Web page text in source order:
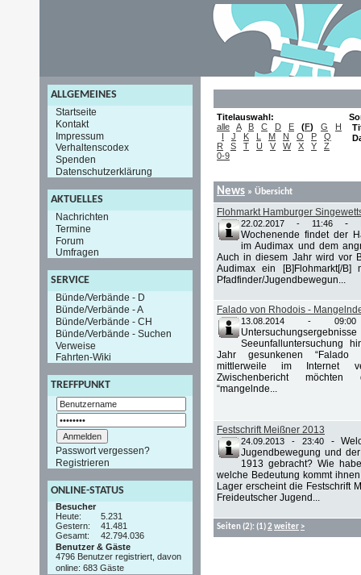
ALLGEMEINES
Startseite
Kontakt
Impressum
Verhaltenscodex
Spenden
Datenschutzerklärung
AKTUELLES
Nachrichten
Termine
Forum
Umfragen
SERVICE
Bünde/Verbände - D
Bünde/Verbände - A
Bünde/Verbände - CH
Bünde/Verbände - Suchen
Verweise
Fahrten-Wiki
TREFFPUNKT
Passwort vergessen?
Registrieren
ONLINE-STATUS
Besucher
Heute:
5.231
Gestern:
41.481
Gesamt:
42.794.036
Benutzer & Gäste
4796 Benutzer registriert, davon
online: 683 Gäste
Titelauswahl:
alle
A B C D E (F) G
H
I
J K L M N O P
Q
R
S T U V W X Y
Z
0-9
News » Übersicht
Flohmarkt Hamburger
22.02.2017 - 11:46 -
Wochenende findet der
im Audimax und dem
Auch in diesem Jahr wird vor
Audimax ein [B]Flohmarkt[/B]
Pfadfinder/Jugendbewegun...
Falado von Rhodois -
13.08.2014 - 09:00
Seeunfalluntersuchung
Jahr gesunkenen “Falado
mittlerweile im Internet
Zwischenbericht
“mangelnde...
Festschrift Meißner 2013
24.09.2013 - 23:40-
Jugendbewegung und
1913 gebracht? Wie
welche Bedeutung kommt
Lager erscheint die Festschrift
Freideutscher Jugend...
Seiten(2): (1)2 weiter >